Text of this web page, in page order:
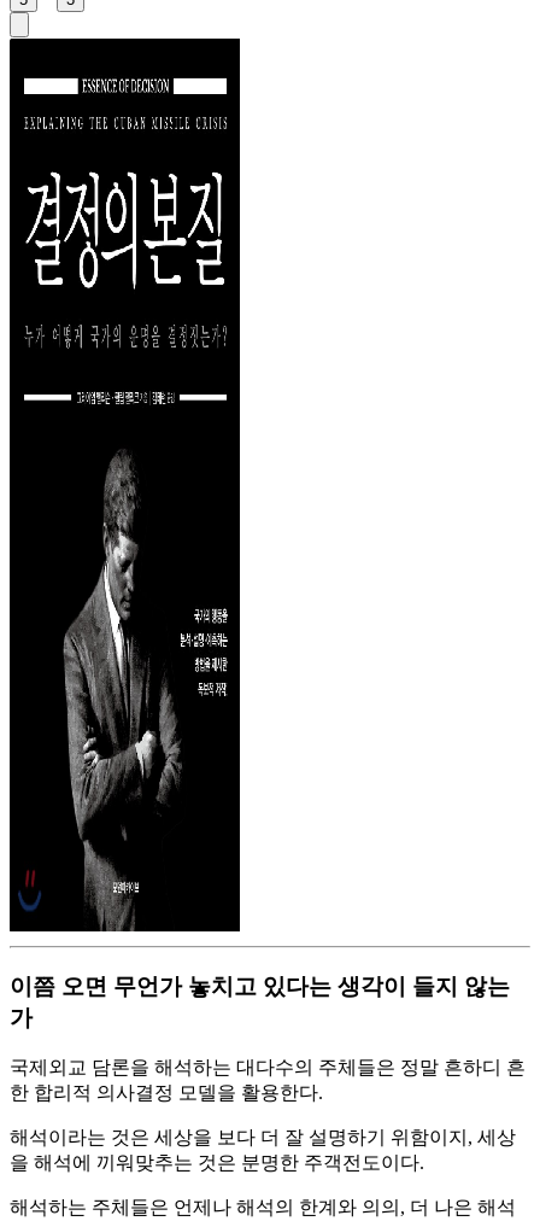
이쯤 오면 무언가 놓치고 있다는 생각이 들지 않는
가
국제외교 담론을 해석하는 대다수의 주체들은 정말 흔하디 흔
한 합리적 의사결정 모델을 활용한다.
해석이라는 것은 세상을 보다 더 잘 설명하기 위함이지, 세상
을 해석에 끼워맞추는 것은 분명한 주객전도이다.
해석하는 주체들은 언제나 해석의 한계와 의의, 더 나은 해석